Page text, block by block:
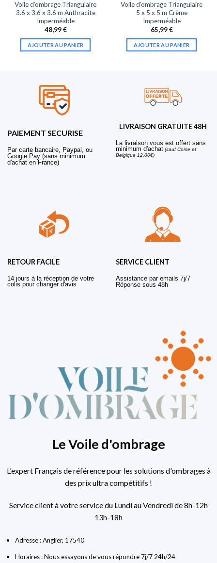
Voile d’ombrage Triangulaire
3.6 x 3.6 x 3.6 m Anthracite
Imperméable
48,99€
AJOUTER AU PANIER
Voile d’ombrage Triangulaire
5 x 5 x 5 m Crème
Imperméable
65,99€
AJOUTER AU PANIER
PAIEMENT SECURISE
Par carte bancaire, Paypal, ou
Google Pay (sans minimum
d'achat en France)
LIVRAISON GRATUITE 48H
La livraison vous est offert sans
minimum d'achat (sauf Corse et
Belgique 12,00€)
RETOUR FACILE
14 jours à la réception de votre
colis pour changer d'avis
SERVICE CLIENT
Assistance par emails 7j/7
Réponse sous 48h
Le Voile d'ombrage
L'expert Français de référence pour les solutions d'ombrages à
des prix ultra compétitifs !
Service client à votre service du Lundi au Vendredi de 8h-12h
13h-18h
Adresse : Anglier, 17540
Horaires : Nous essayons de vous répondre 7j/7 24h/24